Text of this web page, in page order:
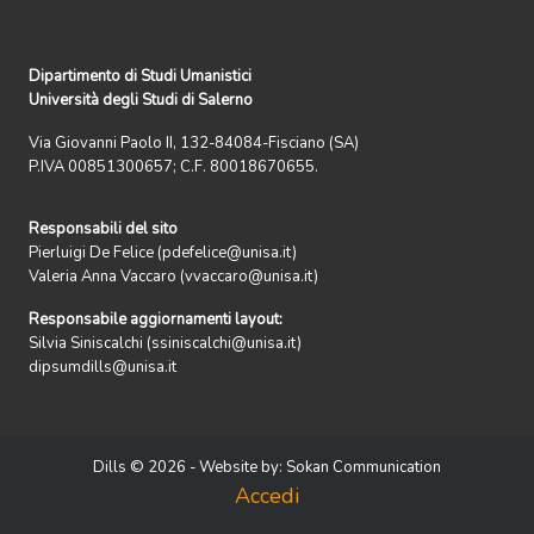
Dipartimento di Studi Umanistici
Università degli Studi di Salerno
Via Giovanni Paolo II, 132-84084-Fisciano (SA)
P.IVA 00851300657; C.F. 80018670655.
Responsabili del sito
Pierluigi De Felice (pdefelice@unisa.it)
Valeria Anna Vaccaro (vvaccaro@unisa.it)
Responsabile aggiornamenti layout:
Silvia Siniscalchi (ssiniscalchi@unisa.it)
dipsumdills@unisa.it
Dills © 2026 - Website by: Sokan Communication
Accedi